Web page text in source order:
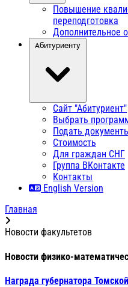
Повышение
переподготовка
Дополнительное
Абитуриенту
Сайт "Абитуриент"
Выбрать
Подать
Стоимость
Для граждан СНГ
Группа ВКонтакте
Контакты
English Version
Главная
Новости факультетов
Новости физико-
Награда губернатора